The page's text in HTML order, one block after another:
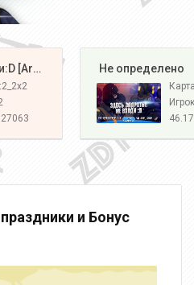
️ Здесь Задроты!Не Входи:D [Army#1] ️ Не определено
и Бонус